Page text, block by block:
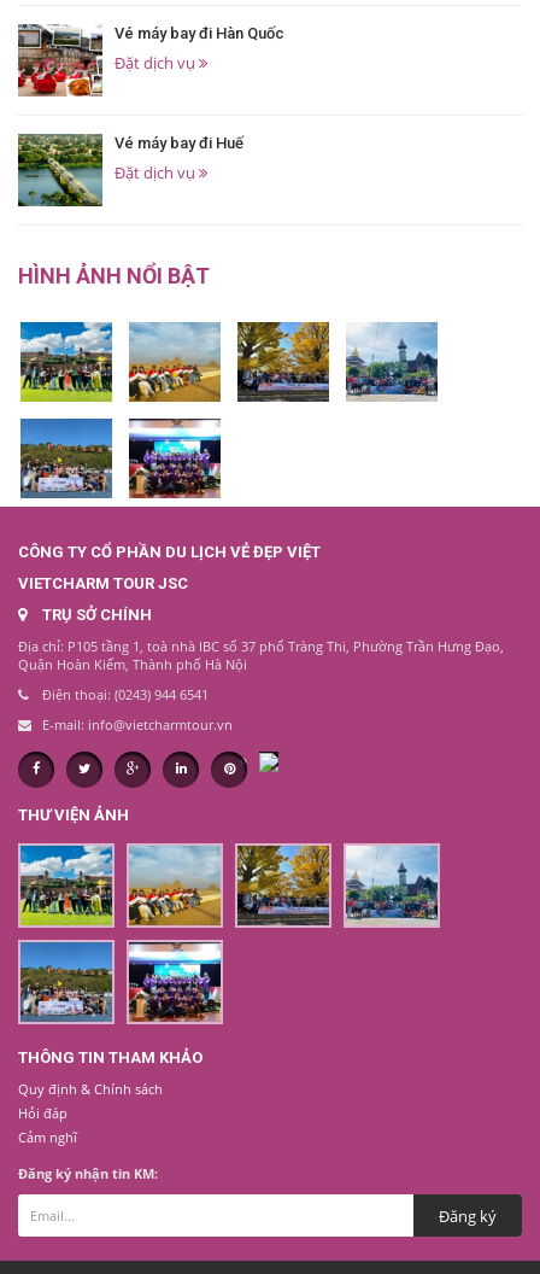
Vé máy bay đi Hàn Quốc
Đặt dịch vụ
Vé máy bay đi Huế
Đặt dịch vụ
HÌNH ẢNH NỔI BẬT
CÔNG TY CỔ PHẦN DU LỊCH VẺ ĐẸP VIỆT
VIETCHARM TOUR JSC
TRỤ SỞ CHÍNH
Địa chỉ: P105 tầng 1, toà nhà IBC số 37 phố Tràng Thi, Phường Trần Hưng Đạo,
Quận Hoàn Kiếm, Thành phố Hà Nội
Điện thoại: (0243) 944 6541
E-mail: info@vietcharmtour.vn
THƯ VIỆN ẢNH
THÔNG TIN THAM KHẢO
Quy định & Chính sách
Hỏi đáp
Cảm nghĩ
Đăng ký nhận tin KM: